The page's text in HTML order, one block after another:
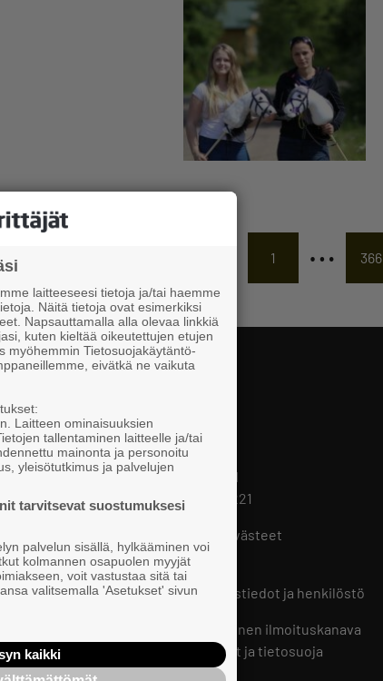
1 … 366
Suomen Yrittäjät
PL 999, 00101 HELSINKI
Puhelinvaihde 09 229 221
Tietosuojaseloste ja evästeet
Evästeasetukset
Keskusjärjestön yhteystiedot ja henkilöstö
Suomen Yrittäjien sisäinen ilmoituskanava
Ilmoituskanavan ohjeet ja tietosuoja
laitteeseesi tietoja ja/tai haemme
Näitä tietoja ovat esimerkiksi
Napsauttamalla alla olevaa linkkiä
kuten kieltää oikeutettujen etujen
myöhemmin Tietosuojakäytäntö-
eivätkä ne vaikuta
Laitteen ominaisuuksien
tallentaminen laitteelle ja/tai
mainonta ja personoitu
yleisötutkimus ja palvelujen
tarvitsevat suostumuksesi
palvelun sisällä, hylkääminen voi
kolmannen osapuolen myyjät
voit vastustaa sitä tai
valitsemalla 'Asetukset' sivun
kaikki